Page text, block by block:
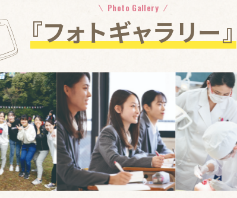
Photo Gallery
『フォトギャラリー』